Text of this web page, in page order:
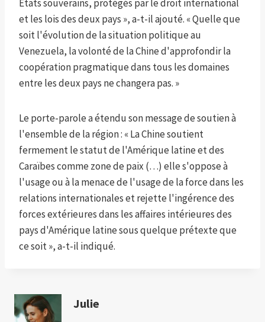
États souverains, protégés par le droit international
et les lois des deux pays », a-t-il ajouté. « Quelle que
soit l'évolution de la situation politique au
Venezuela, la volonté de la Chine d'approfondir la
coopération pragmatique dans tous les domaines
entre les deux pays ne changera pas. »
Le porte-parole a étendu son message de soutien à
l'ensemble de la région : « La Chine soutient
fermement le statut de l'Amérique latine et des
Caraïbes comme zone de paix (…) elle s'oppose à
l'usage ou à la menace de l'usage de la force dans les
relations internationales et rejette l'ingérence des
forces extérieures dans les affaires intérieures des
pays d'Amérique latine sous quelque prétexte que
ce soit », a-t-il indiqué.
Julie